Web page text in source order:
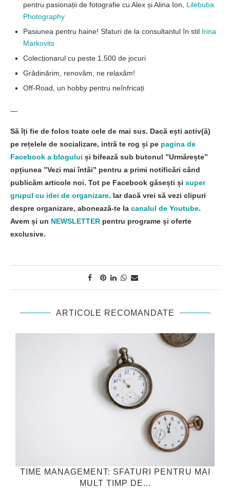
pentru pasionații de fotografie cu Alex și Alina Ion, Lilebuba
Photography
Pasiunea pentru haine! Sfaturi de la consultantul în stil Irina
Markovits
Colecționarul cu peste 1.500 de jocuri
Grădinărim, renovăm, ne relaxăm!
Off-Road, un hobby pentru neînfricați
—
Să îți fie de folos toate cele de mai sus. Dacă ești activ(ă)
pe rețelele de socializare, intră te rog și pe pagina de
Facebook a blogului și bifează sub butonul ”Urmărește”
opțiunea ”Vezi mai întâi” pentru a primi notificări când
publicăm articole noi. Tot pe Facebook găsești și super
grupul cu idei de organizare. Iar dacă vrei să vezi clipuri
despre organizare, abonează-te la canalul de Youtube.
Avem și un NEWSLETTER pentru programe și oferte
exclusive.
ARTICOLE RECOMANDATE
TIME MANAGEMENT: SFATURI PENTRU MAI
MULT TIMP DE...